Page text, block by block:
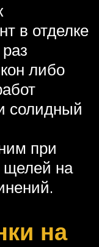
в отделке
либо
солидный
при
щелей на
на